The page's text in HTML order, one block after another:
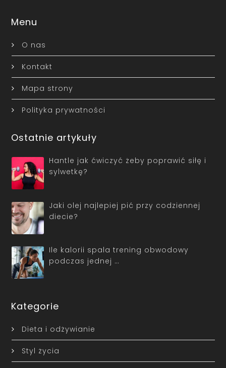
Menu
O nas
Kontakt
Mapa strony
Polityka prywatności
Ostatnie artykuły
Hantle jak ćwiczyć żeby poprawić siłę i
sylwetkę?
Jaki olej najlepiej pić przy codziennej
diecie?
Ile kalorii spala trening obwodowy
podczas jednej …
Kategorie
Dieta i odżywianie
Styl życia